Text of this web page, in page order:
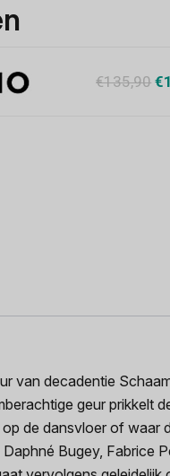
€135,90
van decadentie
geur prikkelt
de dansvloer of waar
Bugey, Fabrice